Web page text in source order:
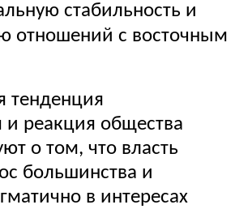
стабильность и
отношений с восточным
тенденция
и реакция общества
о том, что власть
большинства и
в интересах